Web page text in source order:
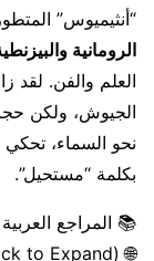
“أنثيميوس”
الرومانية
العلم والفن. لقد
الجيوش، ولكن
نحو السماء،
بكلمة “مستحيل”.
📚 المراجع
🌐 English References (Click to Expand)